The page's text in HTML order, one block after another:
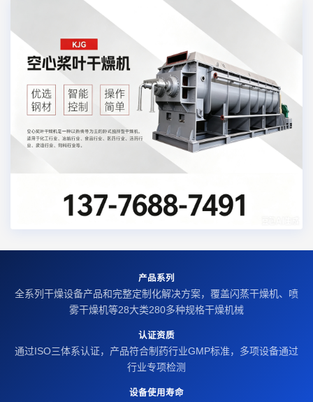
产品系列
全系列干燥设备产品和完整定制化解决方案，覆盖闪蒸干燥机、喷
雾干燥机等28大类280多种规格干燥机械
认证资质
通过ISO三体系认证，产品符合制药行业GMP标准，多项设备通过
行业专项检测
设备使用寿命